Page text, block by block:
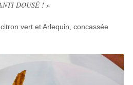
DOUSÈ ! »
vert et Arlequin, concassée